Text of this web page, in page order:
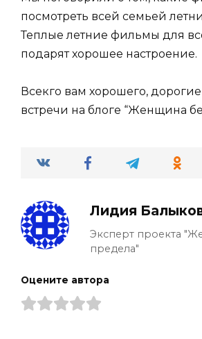
посмотреть всей семьей
Теплые летние фильмы для
подарят хорошее настроение.
Всекго вам хорошего,
встречи на блоге “Женщина
Лидия
Эксперт проекта
предела"
Оцените автора